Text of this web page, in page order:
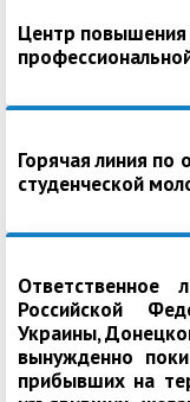
Центр повышения
Горячая линия по
студенческой
Российской
Украины,
вынужденно
прибывших на